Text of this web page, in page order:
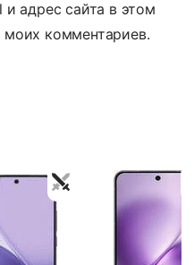
адрес сайта в этом
комментариев.